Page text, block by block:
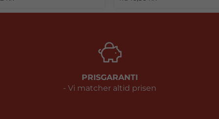
PRISGARANTI
- Vi matcher altid prisen